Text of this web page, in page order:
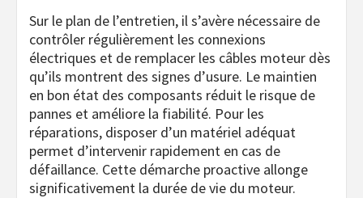
Sur le plan de l’entretien, il s’avère nécessaire de
contrôler régulièrement les connexions
électriques et de remplacer les câbles moteur dès
qu’ils montrent des signes d’usure. Le maintien
en bon état des composants réduit le risque de
pannes et améliore la fiabilité. Pour les
réparations, disposer d’un matériel adéquat
permet d’intervenir rapidement en cas de
défaillance. Cette démarche proactive allonge
significativement la durée de vie du moteur.